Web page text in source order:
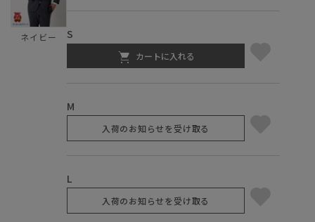
ネイビー S
カートに入れる
M
入荷のお知らせを受け取る
L
入荷のお知らせを受け取る